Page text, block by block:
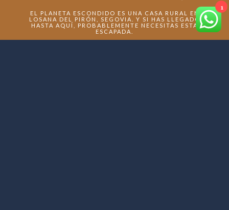
EL PLANETA ESCONDIDO ES UNA CASA RURAL EN
LOSANA DEL PIRÓN, SEGOVIA. Y SI HAS LLEGADO
HASTA AQUÍ, PROBABLEMENTE NECESITAS ESTA
ESCAPADA.
1